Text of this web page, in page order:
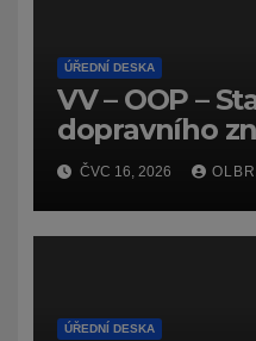
ÚŘEDNÍ DESKA
VV – OOP –
dopravního
(dočasného)
7159/26/
ČVC 16, 2026
ÚŘEDNÍ DESKA